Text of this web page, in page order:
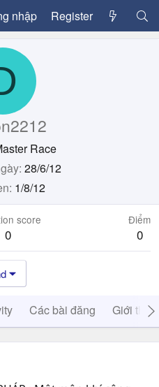
nhập Register
Race
28/6/12
1/8/12
score
0
Điểm
0
Các bài đăng Giới thiệu